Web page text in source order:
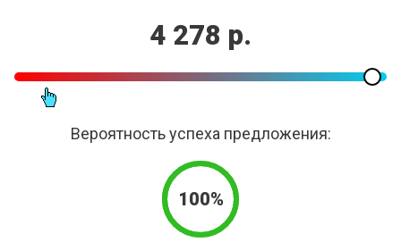
4 278 р.
Вероятность успеха предложения:
100%